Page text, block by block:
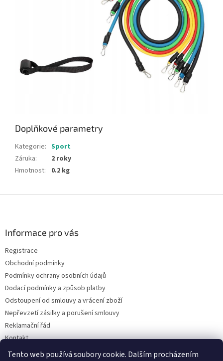
Tento web používá soubory cookie. Dalším procházením
Doplňkové parametry
Kategorie: Sport
Záruka:
2 roky
Hmotnost: 0.2 kg
Informace pro vás
Registrace
Obchodní podmínky
Podmínky ochrany osobních údajů
Dodací podmínky a způsob platby
Odstoupení od smlouvy a vrácení zboží
Nepřevzetí zásilky a porušení smlouvy
Reklamační řád
Kontakt
Napište nám